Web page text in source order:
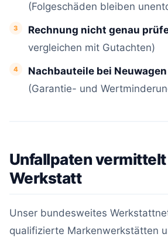
(Folgeschäden bleiben
Rechnung nicht genau
vergleichen mit Gutachten)
Nachbauteile bei Neuwagen
(Garantie- und
Unfallpaten
Werkstatt
Unser bundesweites
qualifizierte Markenwerkstätten